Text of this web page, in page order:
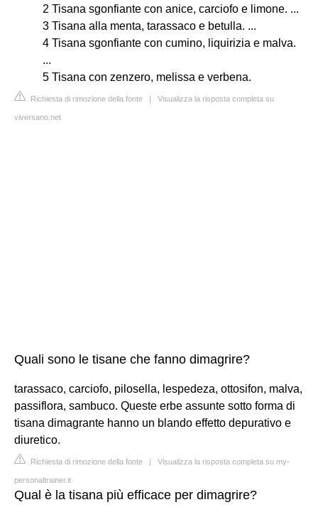
2 Tisana sgonfiante con anice, carciofo e limone. ...
3 Tisana alla menta, tarassaco e betulla. ...
4 Tisana sgonfiante con cumino, liquirizia e malva.
...
5 Tisana con zenzero, melissa e verbena.
Richiesta di rimozione della fonte | Visualizza la risposta completa su
viversano.net
Quali sono le tisane che fanno dimagrire?
tarassaco, carciofo, pilosella, lespedeza, ottosifon, malva,
passiflora, sambuco. Queste erbe assunte sotto forma di
tisana dimagrante hanno un blando effetto depurativo e
diuretico.
Richiesta di rimozione della fonte | Visualizza la risposta completa su my-
personaltrainer.it
Qual è la tisana più efficace per dimagrire?